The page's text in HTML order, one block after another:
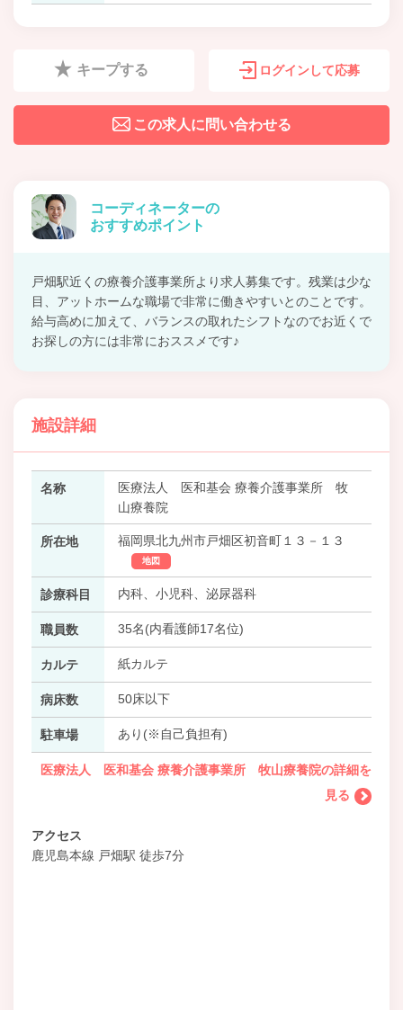
キープする ログインして応募
この求人に問い合わせる
コーディネーターの
おすすめポイント
戸畑駅近くの療養介護事業所より求人募集です。残業は少な
目、アットホームな職場で非常に働きやすいとのことです。
給与高めに加えて、バランスの取れたシフトなのでお近くで
お探しの方には非常におススメです♪
施設詳細
名称
医療法人 医和基会 療養介護事業所 牧
山療養院
所在地 福岡県北九州市戸畑区初音町１３－１３
地図
診療科目 内科、小児科、泌尿器科
職員数 35名(内看護師17名位)
カルテ 紙カルテ
病床数 50床以下
駐車場 あり(※自己負担有)
医療法人 医和基会 療養介護事業所 牧山療養院の詳細を
見る
アクセス
鹿児島本線 戸畑駅 徒歩7分